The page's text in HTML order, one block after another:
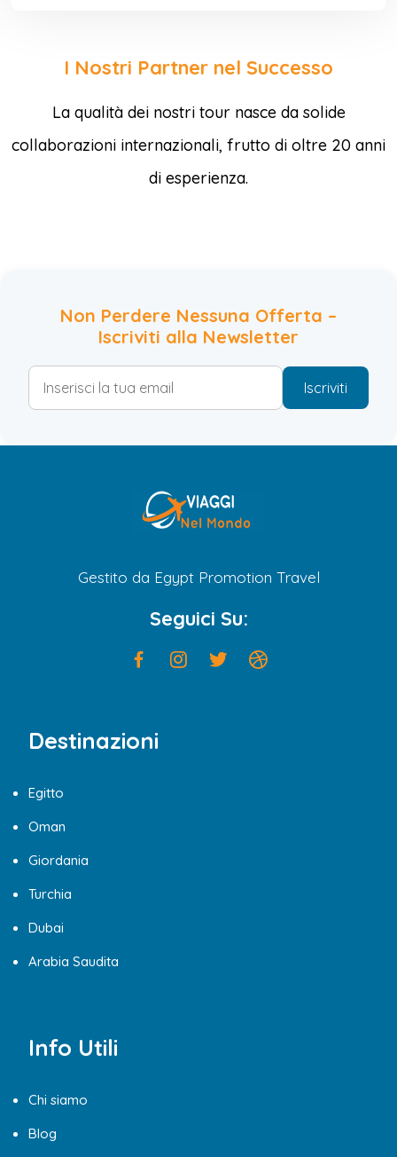
I Nostri Partner nel Successo
La qualità dei nostri tour nasce da solide
collaborazioni internazionali, frutto di oltre 20 anni
di esperienza.
Non Perdere Nessuna Offerta –
Iscriviti alla Newsletter
Iscriviti
Gestito da Egypt Promotion Travel
Seguici Su:
Destinazioni
Egitto
Oman
Giordania
Turchia
Dubai
Arabia Saudita
Info Utili
Chi siamo
Blog